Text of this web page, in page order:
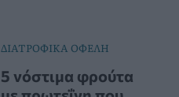
ΔΙΑΤΡΟΦΙΚΑ ΟΦΕΛΗ
5 νόστιμα φρούτα